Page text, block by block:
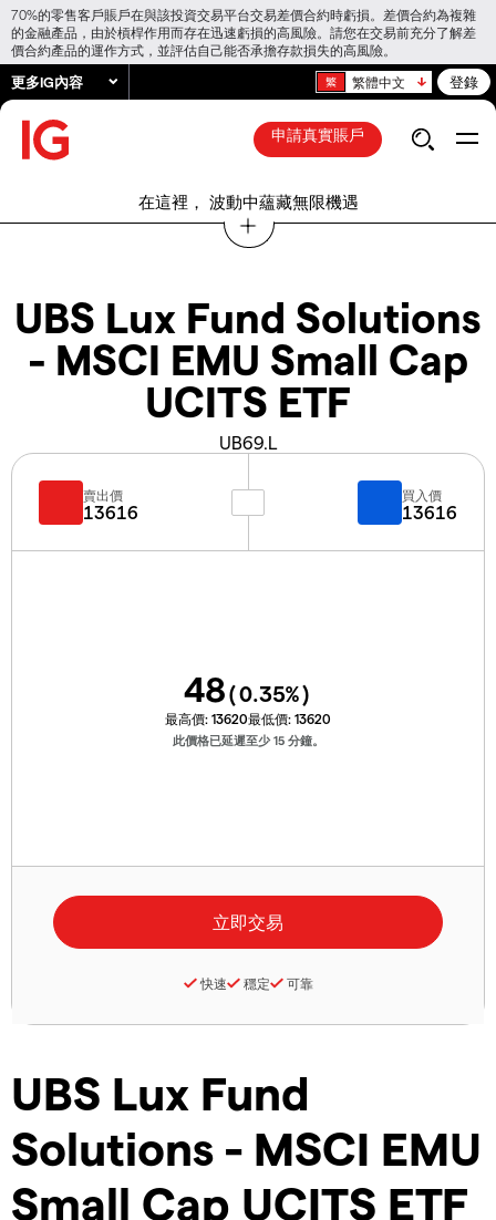
70%的零售客戶賬戶在與該投資交易平台交易差價合約時虧損。差價合約為複雜
的金融產品，由於槓桿作用而存在迅速虧損的高風險。請您在交易前充分了解差
價合約產品的運作方式，並評估自己能否承擔存款損失的高風險。
更多IG內容 繁體中文 登錄
申請真實賬戶
在這裡， 波動中蘊藏無限機遇
UBS Lux Fund Solutions
- MSCI EMU Small Cap
UCITS ETF
UB69.L
UBS Lux Fund
Solutions - MSCI EMU
Small Cap UCITS ETF
賣出價
13616
買入價
13616
48(0.35%)
最高價: 13620最低價: 13620
此價格已延遲至少 15 分鐘。
快速 穩定 可靠